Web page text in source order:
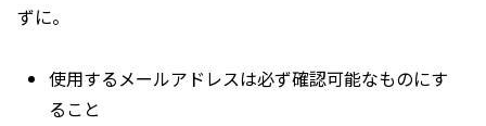
ずに。
使用するメールアドレスは必ず確認可能なものにす
ること